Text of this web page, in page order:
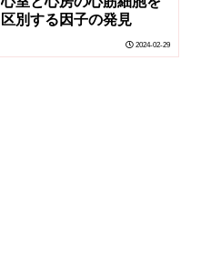
区別する因子の発見
2024-02-29